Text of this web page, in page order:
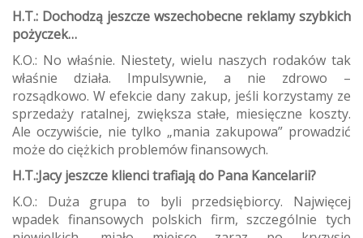
H.T.: Dochodzą jeszcze wszechobecne reklamy szybkich
pożyczek…
K.O.: No właśnie. Niestety, wielu naszych rodaków tak
właśnie działa. Impulsywnie, a nie zdrowo –
rozsądkowo. W efekcie dany zakup, jeśli korzystamy ze
sprzedaży ratalnej, zwiększa stałe, miesięczne koszty.
Ale oczywiście, nie tylko „mania zakupowa” prowadzić
może do ciężkich problemów finansowych.
H.T.:Jacy jeszcze klienci trafiają do Pana Kancelarii?
K.O.: Duża grupa to byli przedsiębiorcy. Najwięcej
wpadek finansowych polskich firm, szczególnie tych